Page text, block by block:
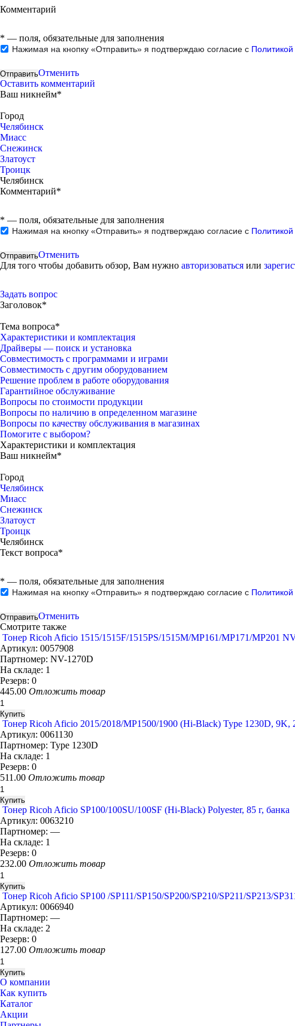
Комментарий
* — поля, обязательные для заполнения
Нажимая на кнопку «Отправить» я подтверждаю согласие с
Отменить
Оставить комментарий
Ваш никнейм*
Город
Челябинск
Миасс
Снежинск
Златоуст
Троицк
Челябинск
Комментарий*
* — поля, обязательные для заполнения
Нажимая на кнопку «Отправить» я подтверждаю согласие с
Отменить
Для того чтобы добавить обзор, Вам нужно авторизоваться или
Задать вопрос
Заголовок*
Тема вопроса*
Характеристики и комплектация
Драйверы — поиск и установка
Совместимость с программами и играми
Совместимость с другим оборудованием
Решение проблем в работе оборудования
Гарантийное обслуживание
Вопросы по стоимости продукции
Вопросы по наличию в определенном магазине
Вопросы по качеству обслуживания в магазинах
Помогите с выбором?
Характеристики и комплектация
Ваш никнейм*
Город
Челябинск
Миасс
Снежинск
Златоуст
Троицк
Челябинск
Текст вопроса*
* — поля, обязательные для заполнения
Нажимая на кнопку «Отправить» я подтверждаю согласие с
Отменить
Смотрите также
Тонер Ricoh Aficio 1515/1515F/1515PS/1515M/MP161/MP171/MP201
Артикул: 0057908
Партномер: NV-1270D
На складе: 1
Резерв: 0
445.00 Отложить товар
Тонер Ricoh Aficio 2015/2018/MP1500/1900 (Hi-Black) Type 1230D, 9K,
Артикул: 0061130
Партномер: Type 1230D
На складе: 1
Резерв: 0
511.00 Отложить товар
Тонер Ricoh Aficio SP100/100SU/100SF (Hi-Black) Polyester, 85 г, банка
Артикул: 0063210
Партномер: —
На складе: 1
Резерв: 0
232.00 Отложить товар
Тонер Ricoh Aficio SP100 /SP111/SP150/SP200/SP210/SP211/SP213/
Артикул: 0066940
Партномер: —
На складе: 2
Резерв: 0
127.00 Отложить товар
О компании
Как купить
Каталог
Акции